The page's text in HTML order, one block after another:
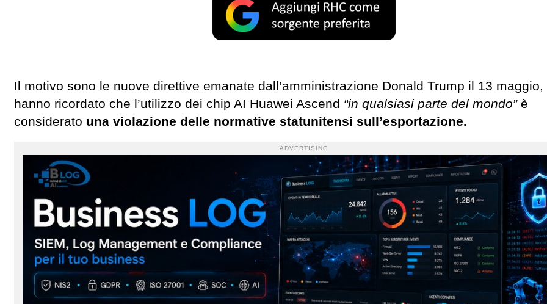
Il motivo sono le nuove direttive emanate dall’amministrazione Donald Trump il 13 maggio,
hanno ricordato che l’utilizzo dei chip AI Huawei Ascend “in qualsiasi parte del mondo” è
considerato una violazione delle normative statunitensi sull’esportazione.
ADVERTISING